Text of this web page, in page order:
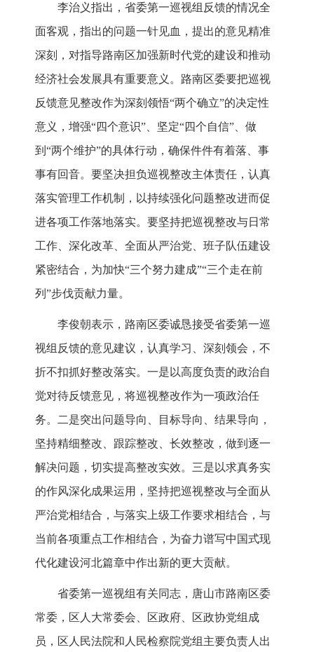
李治义指出，省委第一巡视组反馈的情况全
面客观，指出的问题一针见血，提出的意见精准
深刻，对指导路南区加强新时代党的建设和推动
经济社会发展具有重要意义。路南区委要把巡视
反馈意见整改作为深刻领悟“两个确立”的决定性
意义，增强“四个意识”、坚定“四个自信”、做
到“两个维护”的具体行动，确保件件有着落、事
事有回音。要坚决担负巡视整改主体责任，认真
落实管理工作机制，以持续强化问题整改进而促
进各项工作落地落实。要坚持把巡视整改与日常
工作、深化改革、全面从严治党、班子队伍建设
紧密结合，为加快“三个努力建成”“三个走在前
列”步伐贡献力量。
李俊朝表示，路南区委诚恳接受省委第一巡
视组反馈的意见建议，认真学习、深刻领会，不
折不扣抓好整改落实。一是以高度负责的政治自
觉对待反馈意见，将巡视整改作为一项政治任
务。二是突出问题导向、目标导向、结果导向，
坚持精细整改、跟踪整改、长效整改，做到逐一
解决问题，切实提高整改实效。三是以求真务实
的作风深化成果运用，坚持把巡视整改与全面从
严治党相结合，与落实上级工作要求相结合，与
当前各项重点工作相结合，为奋力谱写中国式现
代化建设河北篇章中作出新的更大贡献。
省委第一巡视组有关同志，唐山市路南区委
常委，区人大常委会、区政府、区政协党组成
员，区人民法院和人民检察院党组主要负责人出